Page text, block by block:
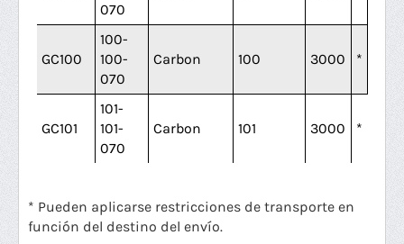
070
GC100
100-
100-
070
Carbon 100 3000 *
GC101
101-
101-
070
Carbon 101 3000 *
* Pueden aplicarse restricciones de transporte en
función del destino del envío.